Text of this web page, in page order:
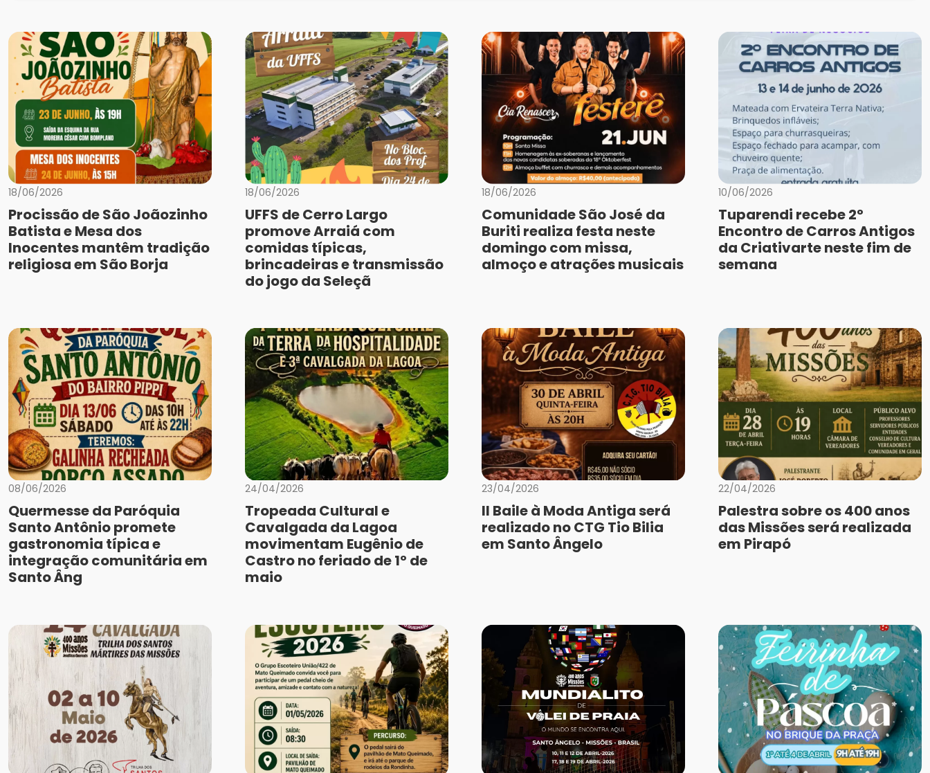
18/06/2026
Procissão de São Joãozinho
Batista e Mesa dos
Inocentes mantêm tradição
religiosa em São Borja
18/06/2026
UFFS de Cerro Largo
promove Arraiá com
comidas típicas,
brincadeiras e transmissão
do jogo da Seleçã
18/06/2026
Comunidade São José da
Buriti realiza festa neste
domingo com missa,
almoço e atrações musicais
10/06/2026
Tuparendi recebe 2º
Encontro de Carros Antigos
da Criativarte neste fim de
semana
08/06/2026
Quermesse da Paróquia
Santo Antônio promete
gastronomia típica e
integração comunitária em
Santo Âng
24/04/2026
Tropeada Cultural e
Cavalgada da Lagoa
movimentam Eugênio de
Castro no feriado de 1º de
maio
23/04/2026
II Baile à Moda Antiga será
realizado no CTG Tio Bilia
em Santo Ângelo
22/04/2026
Palestra sobre os 400 anos
das Missões será realizada
em Pirapó